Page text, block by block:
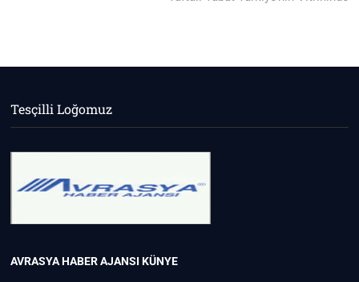
Tesçilli Loğomuz
AVRASYA HABER AJANSIKÜNYE